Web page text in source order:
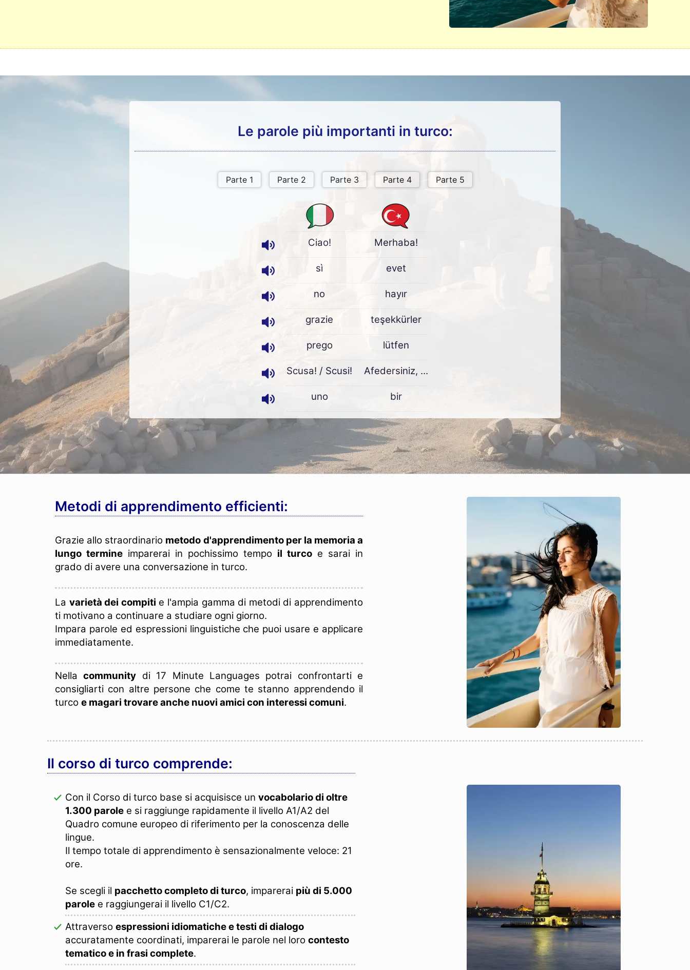
Le parole più importanti in turco:
Ciao! Merhaba!
sì evet
no hayır
grazie teşekkürler
prego lütfen
Scusa! / Scusi! Afedersiniz, ...
uno bir
Metodi di apprendimento efficienti:
Grazie allo straordinario metodo d'apprendimento per la memoria a
lungo termine imparerai in pochissimo tempo il turco e sarai in
grado di avere una conversazione in turco.
La varietà dei compiti e l'ampia gamma di metodi di apprendimento
ti motivano a continuare a studiare ogni giorno.
Impara parole ed espressioni linguistiche che puoi usare e applicare
immediatamente.
Nellacommunity di 17 Minute Languages potrai confrontarti e
consigliarti con altre persone che come te stanno apprendendo il
turco e magari trovare anche nuovi amici con interessi comuni.
Il corso di turco comprende:
Con il Corso di turco base si acquisisce un vocabolario di oltre
1.300 parole e si raggiunge rapidamente il livello A1/A2 del
Quadro comune europeo di riferimento per la conoscenza delle
lingue.
Il tempo totale di apprendimento è sensazionalmente veloce: 21
ore.
Se scegli il pacchetto completo di turco, imparerai più di 5.000
parole e raggiungerai il livello C1/C2.
Attraverso espressioni idiomatiche e testi di dialogo
accuratamente coordinati, imparerai le parole nel loro contesto
tematico e in frasi complete.